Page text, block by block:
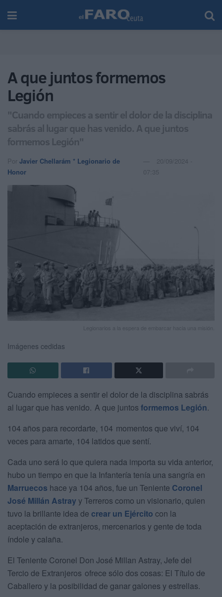
A que juntos formemos
Legión
"Cuando empieces a sentir el dolor de la disciplina
sabrás al lugar que has venido. A que juntos
formemos Legión"
Por Javier Chellarám * Legionario de
Honor
20/09/2024 -
07:35
Legionarios a la espera de embarcar hacia una misión.
Imágenes cedidas
Cuando empieces a sentir el dolor de la disciplina sabrás
al lugar que has venido. A que juntos formemos Legión.
104 años para recordarte, 104 momentos que viví, 104
veces para amarte, 104 latidos que sentí.
Cada uno será lo que quiera nada importa su vida anterior,
hubo un tiempo en que la Infantería tenía una sangría en
Marruecos hace ya 104 años, fue un Teniente Coronel
José Millán Astrayy Terreros como un visionario, quien
tuvo la brillante idea de crear un Ejército con la
aceptación de extranjeros, mercenarios y gente de toda
índole y calaña.
El Teniente Coronel Don José Millan Astray, Jefe del
Tercio de Extranjeros ofrece sólo dos cosas: El Título de
Caballero y la posibilidad de ganar galones y estrellas.